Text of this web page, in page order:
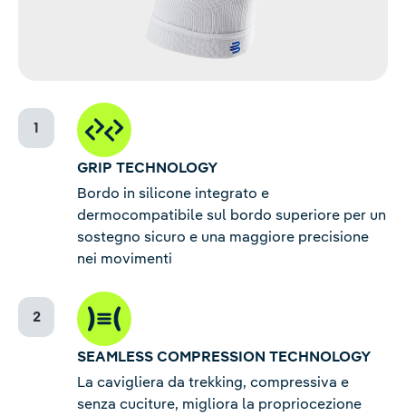
GRIP TECHNOLOGY
Bordo in silicone integrato e
dermocompatibile sul bordo superiore per un
sostegno sicuro e una maggiore precisione
nei movimenti
SEAMLESS COMPRESSION TECHNOLOGY
La cavigliera da trekking, compressiva e
senza cuciture, migliora la propriocezione